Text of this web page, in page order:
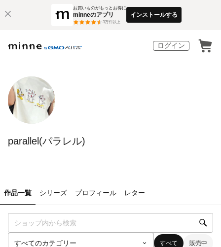
お買いものがもっとお得に
minneのアプリ
3万件以上
インストールする
ログイン
parallel(パラレル)
作品一覧 シリーズ プロフィール レター
すべて 販売中